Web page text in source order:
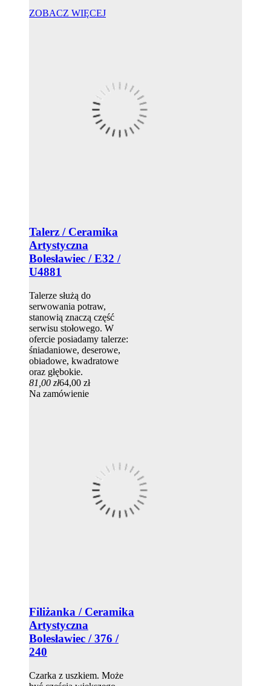
ZOBACZ WIĘCEJ
Talerz / Ceramika
Artystyczna
Bolesławiec / E32 /
U4881
Talerze służą do
serwowania potraw,
stanowią znaczą część
serwisu stołowego. W
ofercie posiadamy talerze:
śniadaniowe, deserowe,
obiadowe, kwadratowe
oraz głębokie.
81,00 zł64,00 zł
Na zamówienie
Filiżanka / Ceramika
Artystyczna
Bolesławiec / 376 /
240
Czarka z uszkiem. Może